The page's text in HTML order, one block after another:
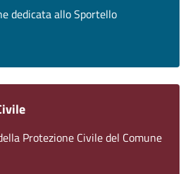
dedicata allo Sportello
Protezione Civile del Comune